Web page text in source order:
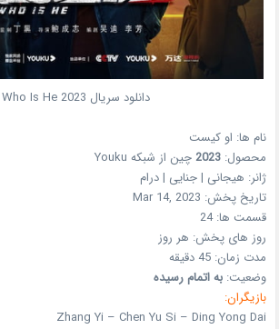
دانلود سریال Who Is He 2023
نام ها: او کیست
محصول:2023 چین از شبکه
ژانر: هیجانی | جنایی | درام
تاریخ پخش: Mar 14, 2023
قسمت ها:24
روز های پخش: هر روز
مدت زمان:45 دقیقه
وضعیت:به اتمام رسیده
بازیگران:
Zhang Yi – Chen Yu Si – Ding Yong Dai